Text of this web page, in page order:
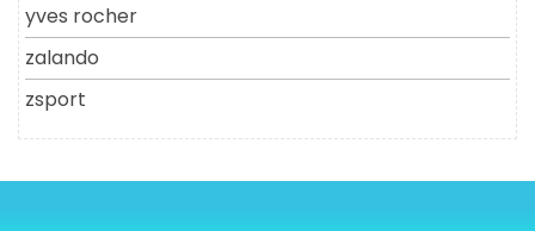
yves rocher
zalando
zsport